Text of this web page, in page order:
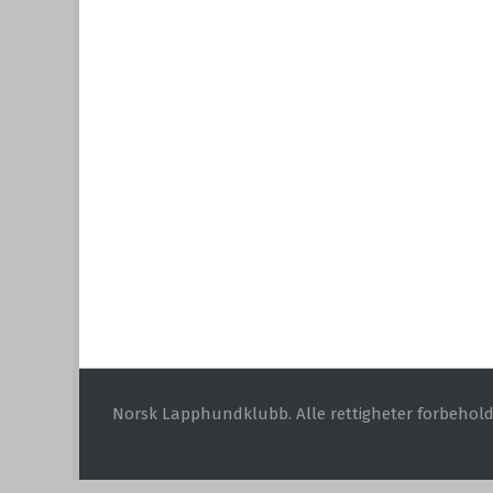
Norsk Lapphundklubb. Alle rettigheter